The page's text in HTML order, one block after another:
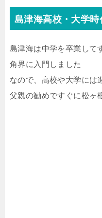
島津海高校・大学時
島津海は中学を卒業して
角界に入門しました
なので、高校や大学には
父親の勧めですぐに松ヶ